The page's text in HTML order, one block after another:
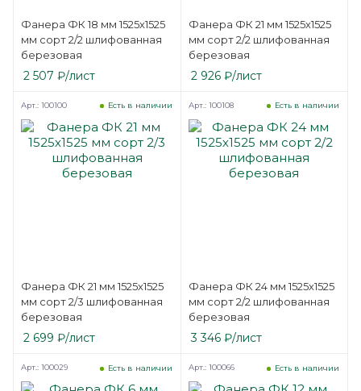
Фанера ФК 18 мм 1525х1525
мм сорт 2/2 шлифованная
березовая
2 507 ₽/лист
Фанера ФК 21 мм 1525х1525
мм сорт 2/2 шлифованная
березовая
2 926₽/лист
Фанера ФК 21 мм 1525х1525
мм сорт 2/3 шлифованная
березовая
Есть в наличии
Арт.: 100100
2 699 ₽/лист
Фанера ФК 24 мм 1525х1525
мм сорт 2/2 шлифованная
березовая
Есть в наличии
Арт.: 100108
3 346₽/лист
Есть в наличии
Арт.: 100029 Есть в наличии
Арт.: 100066